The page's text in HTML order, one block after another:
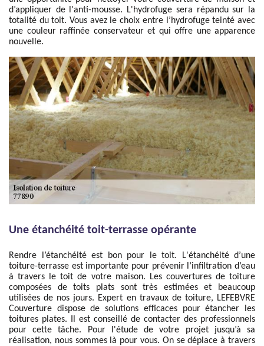
d’appliquer de l'anti-mousse. L'hydrofuge sera répandu sur la
totalité du toit. Vous avez le choix entre l’hydrofuge teinté avec
une couleur raffinée conservateur et qui offre une apparence
nouvelle.
Une étanchéité toit-terrasse opérante
Rendre l’étanchéité est bon pour le toit. L'étanchéité d’une
toiture-terrasse est importante pour prévenir l’infiltration d’eau
à travers le toit de votre maison. Les couvertures de toiture
composées de toits plats sont très estimées et beaucoup
utilisées de nos jours. Expert en travaux de toiture, LEFEBVRE
Couverture dispose de solutions efficaces pour étancher les
toitures plates. Il est conseillé de contacter des professionnels
pour cette tâche. Pour l'étude de votre projet jusqu’à sa
réalisation, nous sommes là pour vous. On se déplace à travers